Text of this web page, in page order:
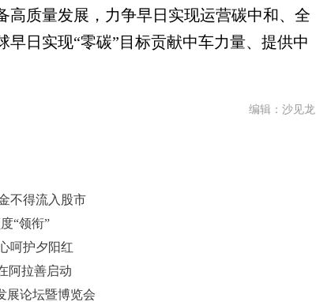
高质量发展，力争早日实现运营碳中和、全
日实现“零碳”目标贡献中车力量、提供中
编辑：沙见龙
不得流入股市
“领衔”
呵护夕阳红
阿拉善启动
展论坛暨博览会